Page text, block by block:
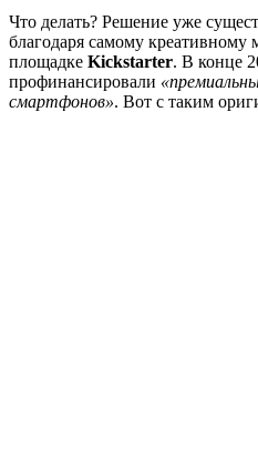
Что делать? Решение уже
благодаря самому креативному
площадке Kickstarter. В конце
профинансировали
смартфонов». Вот с таким